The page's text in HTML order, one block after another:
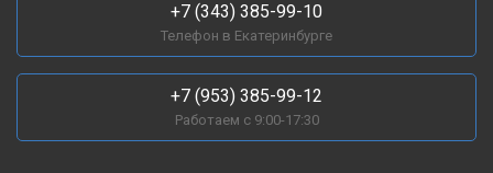
+7 (343) 385-99-10
Телефон в Екатеринбурге
+7 (953) 385-99-12
Работаем с 9:00-17:30